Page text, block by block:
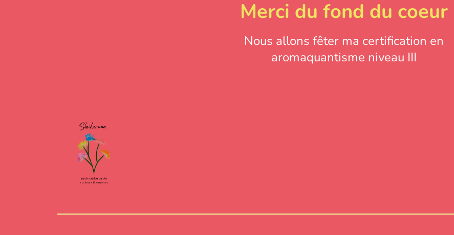
Merci du fond du coeur
Nous allons fêter ma certification en
aromaquantisme niveau III